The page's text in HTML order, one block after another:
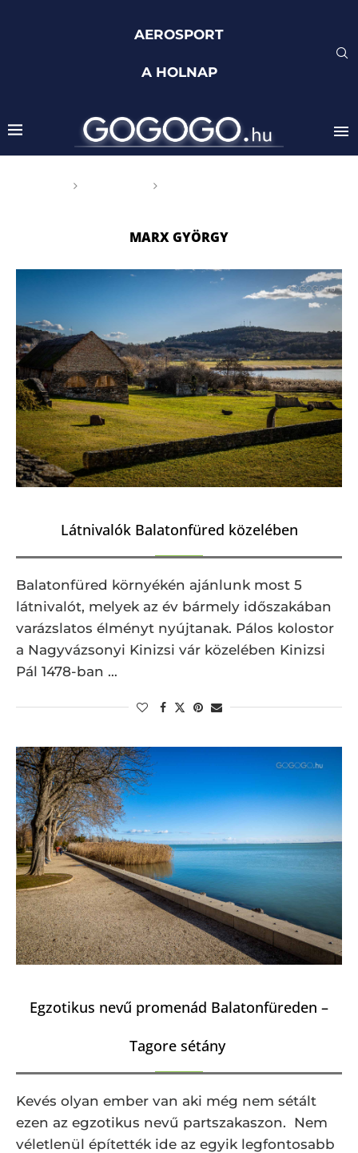
AEROSPORT
A HOLNAP
MARX GYÖRGY
Látnivalók Balatonfüred közelében
Balatonfüred környékén ajánlunk most 5
látnivalót, melyek az év bármely időszakában
varázslatos élményt nyújtanak. Pálos kolostor
a Nagyvázsonyi Kinizsi vár közelében Kinizsi
Pál 1478-ban …
Egzotikus nevű promenád Balatonfüreden –
Tagore sétány
Kevés olyan ember van aki még nem sétált
ezen az egzotikus nevű partszakaszon. Nem
véletlenül építették ide az egyik legfontosabb